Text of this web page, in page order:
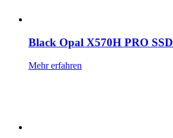
Black Opal X570H PRO SSD
Mehr erfahren